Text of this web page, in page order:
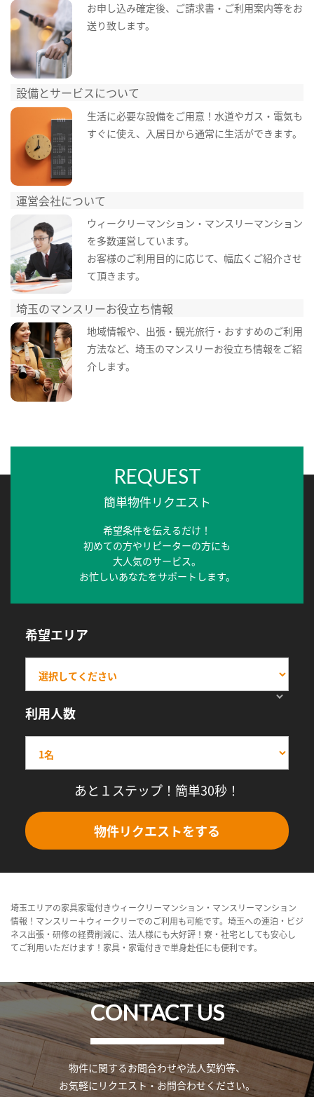
お申し込み確定後、ご請求書・ご利用案内等をお
送り致します。
設備とサービスについて
生活に必要な設備をご用意！水道やガス・電気も
すぐに使え、入居日から通常に生活ができます。
運営会社について
ウィークリーマンション・マンスリーマンション
を多数運営しています。
お客様のご利用目的に応じて、幅広くご紹介させ
て頂きます。
埼玉のマンスリーお役立ち情報
地域情報や、出張・観光旅行・おすすめのご利用
方法など、埼玉のマンスリーお役立ち情報をご紹
介します。
REQUEST
簡単物件リクエスト
希望条件を伝えるだけ！
初めての方やリピーターの方にも
大人気のサービス。
お忙しいあなたをサポートします。
希望エリア
利用人数
あと１ステップ！簡単30秒！
物件リクエストをする
埼玉エリアの家具家電付きウィークリーマンション・マンスリーマンション
情報！マンスリー＋ウィークリーでのご利用も可能です。埼玉への連泊・ビジ
ネス出張・研修の経費削減に、法人様にも大好評！寮・社宅としても安心し
てご利用いただけます！家具・家電付きで単身赴任にも便利です。
CONTACT US
物件に関するお問合わせや法人契約等、
お気軽にリクエスト・お問合わせください。